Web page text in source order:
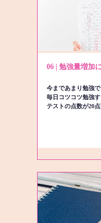
06 | 勉強量増加
今まであまり勉強
毎日コツコツ勉強
テストの点数が20